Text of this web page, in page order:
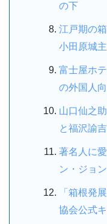
の下
江戸期の
小田原城
富士屋ホ
の外国人
山口仙之
と福沢諭
著名人に
ン・ジョ
「箱根発
協会公式